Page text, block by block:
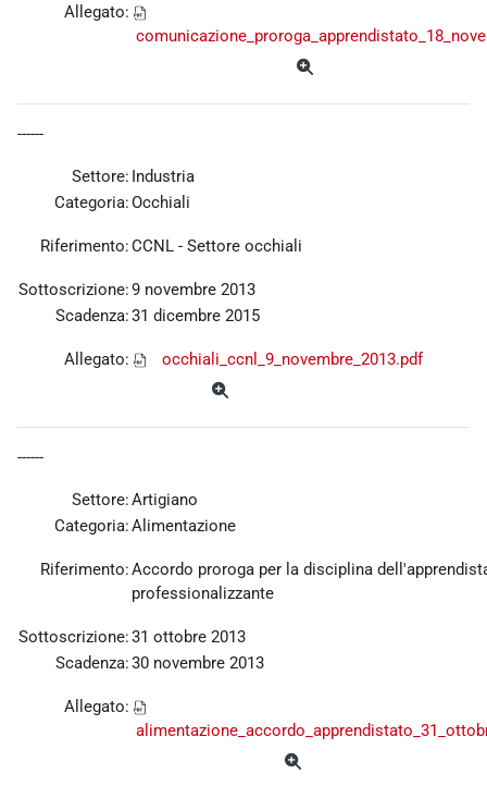
Allegato:
------
Settore: Industria
Categoria:Occhiali
Riferimento:CCNL - Settore occhiali
Sottoscrizione:9 novembre 2013
Scadenza:31 dicembre 2015
Allegato: occhiali_ccnl_9_novembre_2013.pdf
------
Settore:Artigiano
Categoria:Alimentazione
Riferimento:Accordo proroga per la disciplina
professionalizzante
Sottoscrizione:31 ottobre 2013
Scadenza:30 novembre 2013
Allegato: